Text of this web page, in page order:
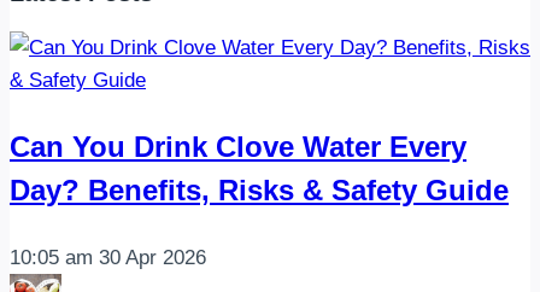
on
hit
The
science…
Can You Drink Clove Water Every
Day? Benefits, Risks & Safety Guide
10:05 am 30 Apr 2026